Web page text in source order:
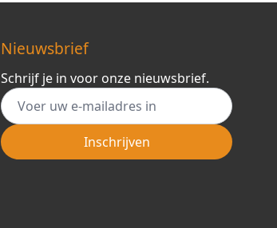
Nieuwsbrief
Schrijf je in voor onze nieuwsbrief.
E-mail adres
Inschrijven